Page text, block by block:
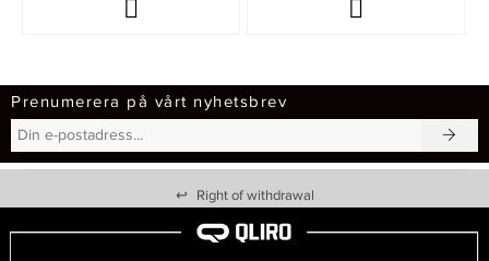
Prenumerera på vårt nyhetsbrev
↩ Right of withdrawal